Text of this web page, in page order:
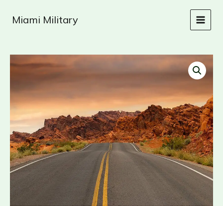
Miami Military